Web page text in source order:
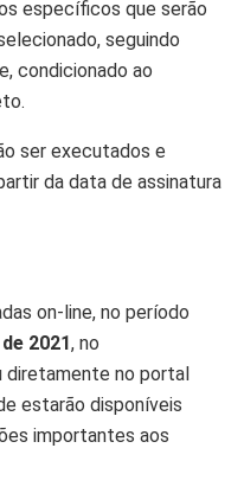
específicos que serão
seguindo
condicionado ao
ser executados e
da data de assinatura
on-line, no período
2021, no
diretamente no portal
estarão disponíveis
importantes aos